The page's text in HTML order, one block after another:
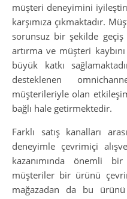
müşteri deneyimini
karşımıza çıkmaktadır.
sorunsuz bir şekilde
artırma ve müşteri
büyük katkı
desteklenen
müşterileriyle olan
bağlı hale getirmektedir.
Farklı satış kanalları
deneyimle çevrimiçi
kazanımında önemli
müşteriler bir ürünü
mağazadan da bu ürünü